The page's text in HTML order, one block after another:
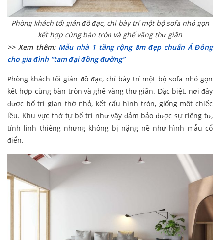
Phòng khách tối giản đồ đạc, chỉ bày trí một bộ sofa nhỏ gọn
kết hợp cùng bàn tròn và ghế văng thư giãn
>> Xem thêm: Mẫu nhà 1 tầng rộng 8m đẹp chuẩn Á Đông
cho gia đình “tam đại đồng đường”
Phòng khách tối giản đồ đạc, chỉ bày trí một bộ sofa nhỏ gọn
kết hợp cùng bàn tròn và ghế văng thư giãn. Đặc biệt, nơi đây
được bố trí gian thờ nhỏ, kết cấu hình tròn, giống một chiếc
lều. Khu vực thờ tự bố trí như vậy đảm bảo được sự riêng tư,
tính linh thiêng nhưng không bị nặng nề như hình mẫu cổ
điển.